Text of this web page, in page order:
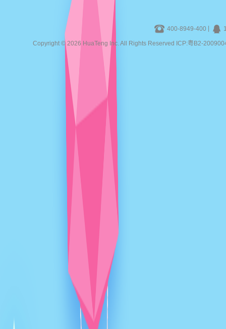
400-8949-400
Copyright © 2026 HuaTeng Inc. All Rights Reserved ICP:粤B2-